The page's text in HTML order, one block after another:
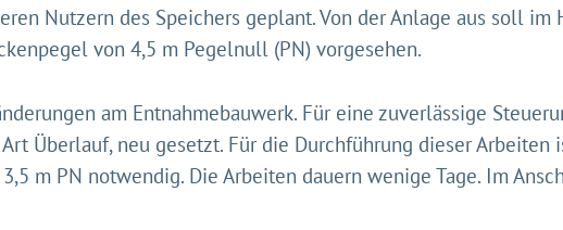
Nutzern des Speichers geplant. Von der Anlage aus soll im
von 4,5 m Pegelnull (PN) vorgesehen.
am Entnahmebauwerk. Für eine zuverlässige
Überlauf, neu gesetzt. Für die Durchführung dieser
m PN notwendig. Die Arbeiten dauern wenige Tage. Im